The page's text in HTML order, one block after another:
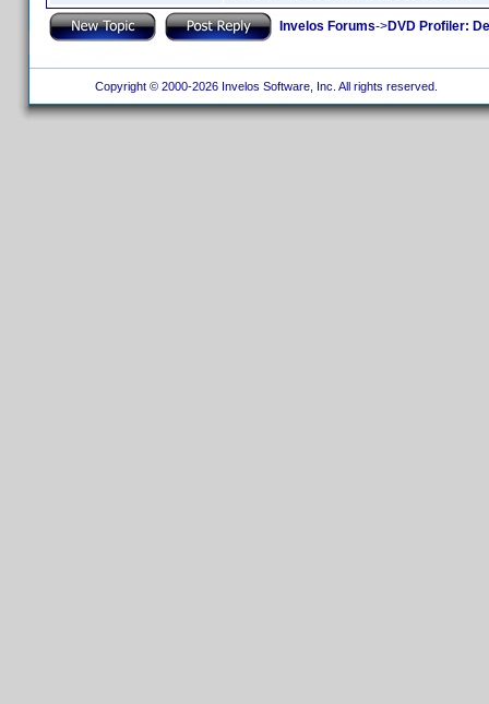
Invelos Forums->DVD Profiler:
Copyright © 2000-2026 Invelos Software, Inc. All rights reserved.